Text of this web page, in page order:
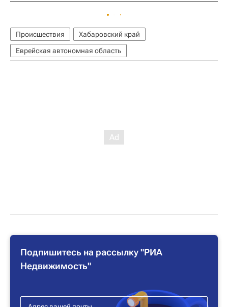
Происшествия
Хабаровский край
Еврейская автономная область
Подпишитесь на рассылку "РИА
Недвижимость"